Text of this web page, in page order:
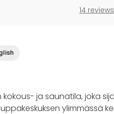
14 reviews
kokous- ja saunatila, joka
ylimmässä